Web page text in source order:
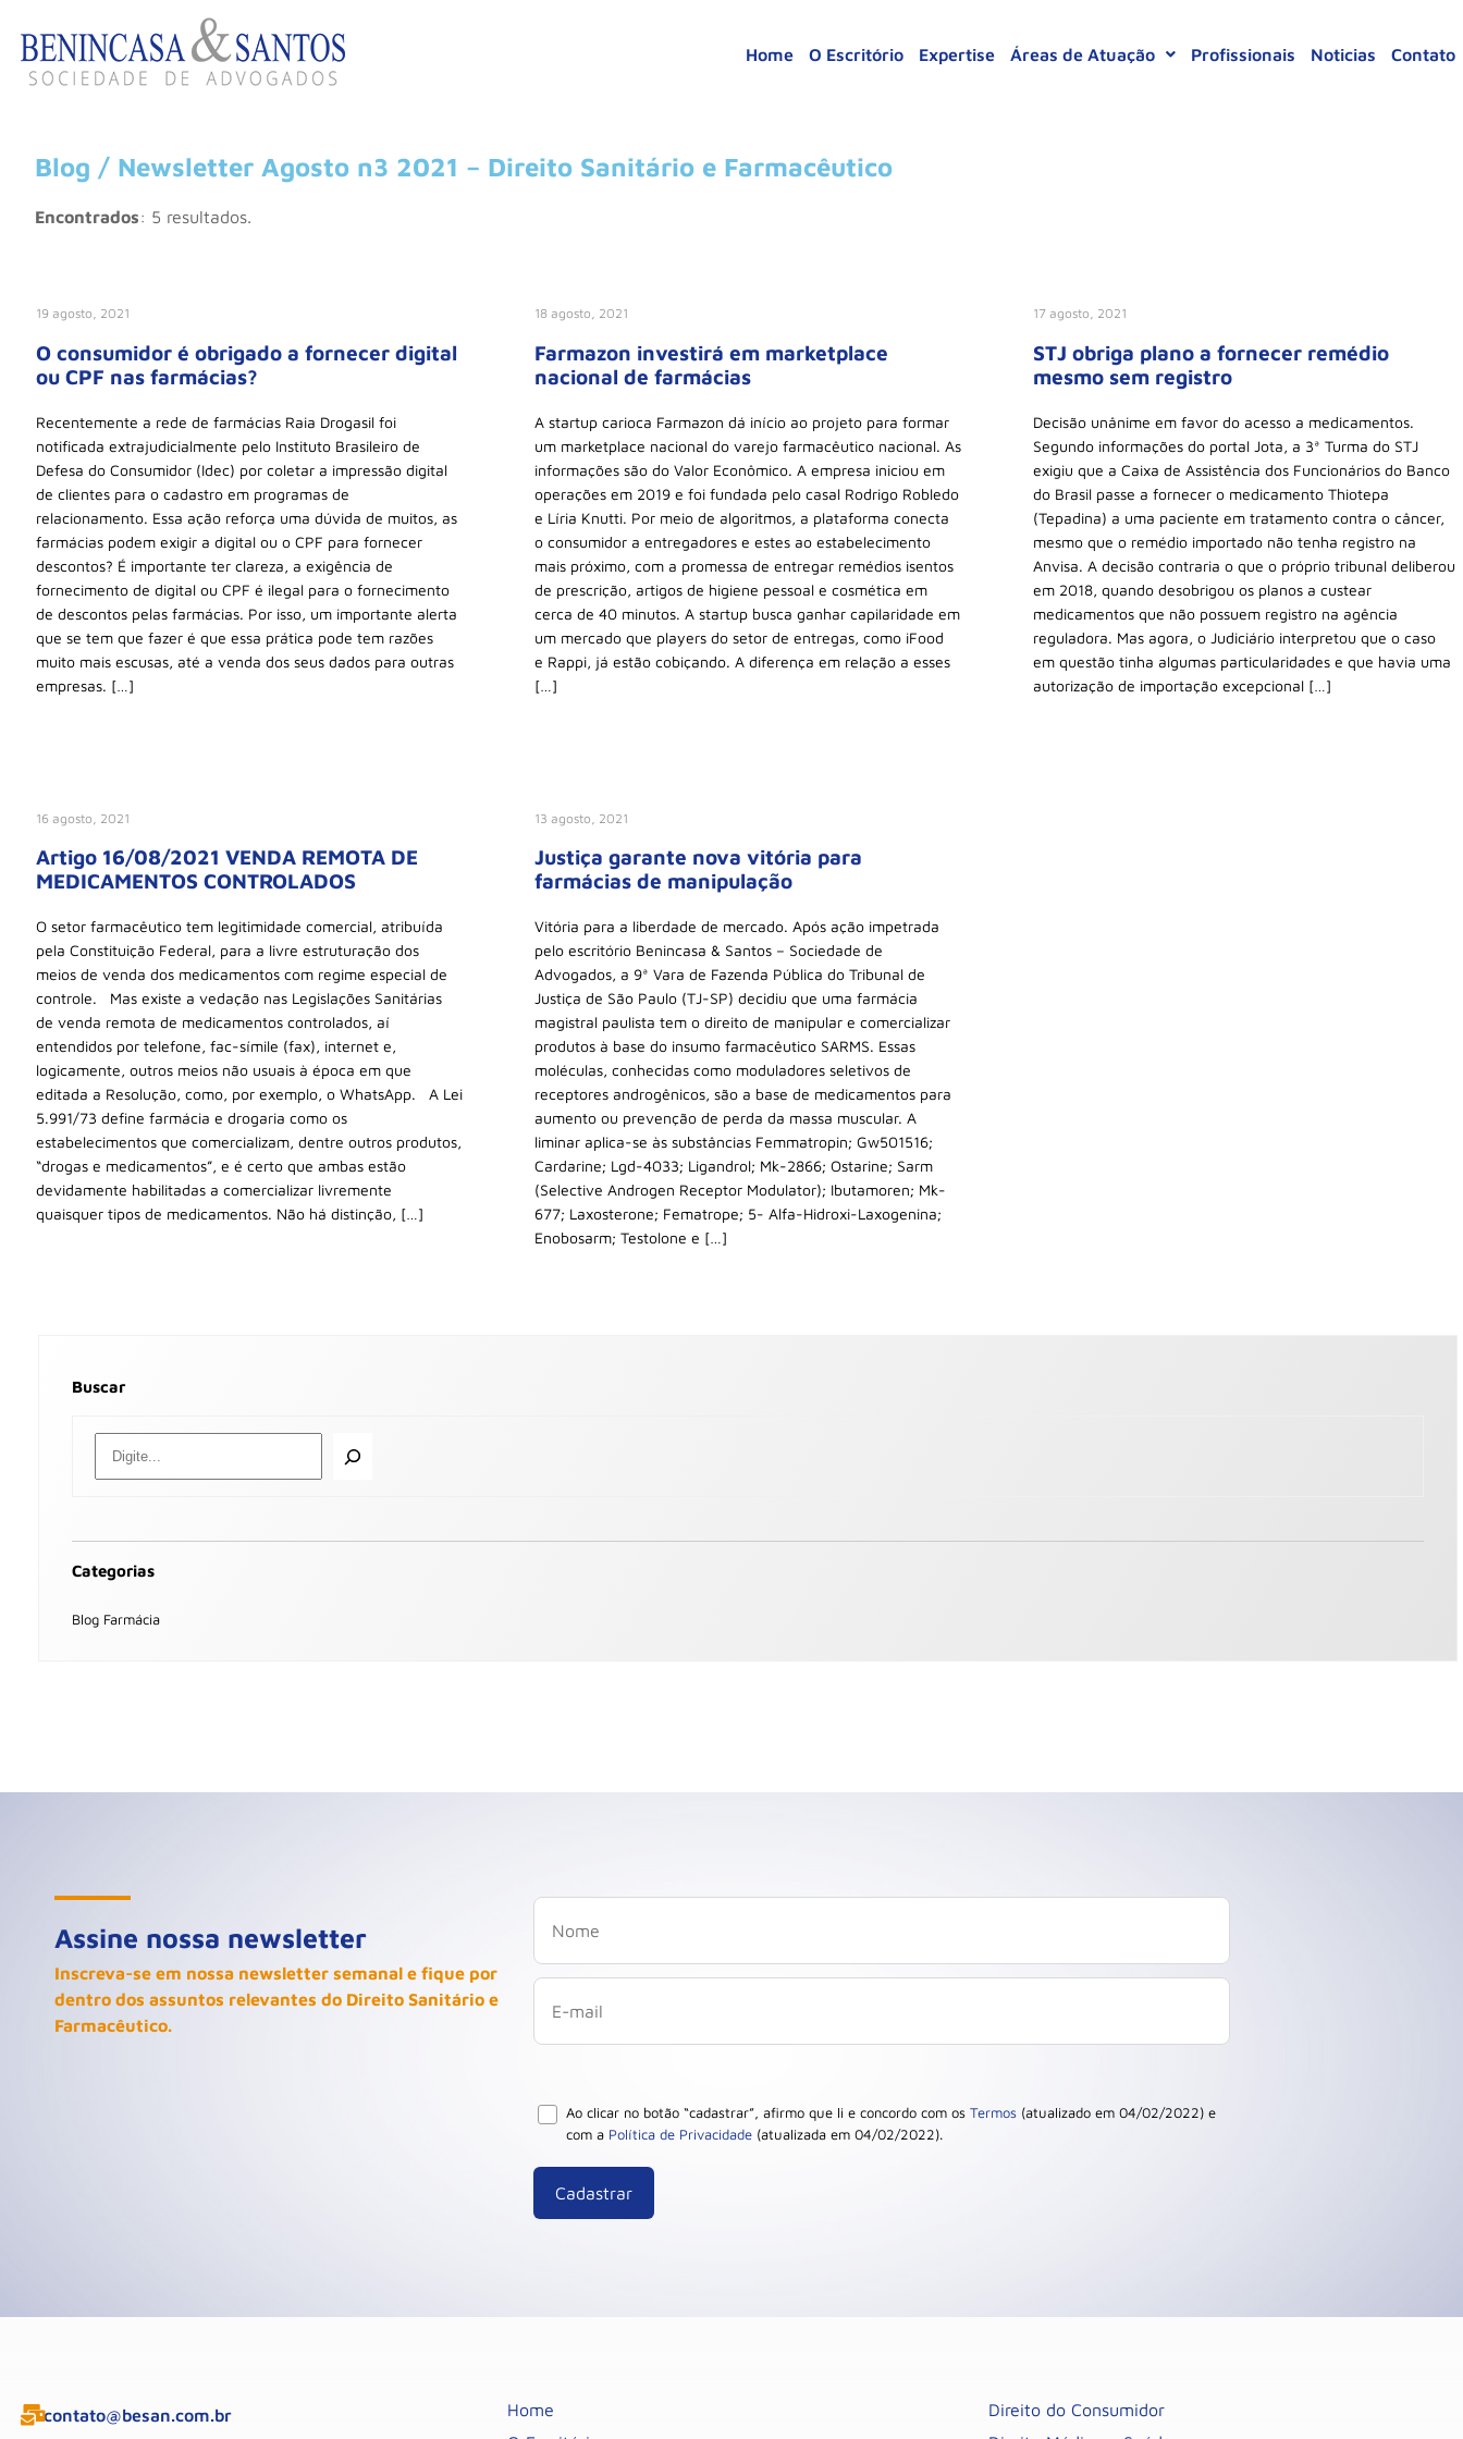
Home O Escritório Expertise Áreas de Atuação Profissionais Noticias Contato
Blog / Newsletter Agosto n3 2021 – Direito Sanitário e Farmacêutico
Encontrados: 5 resultados.
19 agosto, 2021
O consumidor é obrigado a fornecer digital
ou CPF nas farmácias?
Recentemente a rede de farmácias Raia Drogasil foi
notificada extrajudicialmente pelo Instituto Brasileiro de
Defesa do Consumidor (Idec) por coletar a impressão digital
de clientes para o cadastro em programas de
relacionamento. Essa ação reforça uma dúvida de muitos, as
farmácias podem exigir a digital ou o CPF para fornecer
descontos? É importante ter clareza, a exigência de
fornecimento de digital ou CPF é ilegal para o fornecimento
de descontos pelas farmácias. Por isso, um importante alerta
que se tem que fazer é que essa prática pode tem razões
muito mais escusas, até a venda dos seus dados para outras
empresas. […]
18 agosto, 2021
Farmazon investirá em marketplace
nacional de farmácias
A startup carioca Farmazon dá início ao projeto para formar
um marketplace nacional do varejo farmacêutico nacional. As
informações são do Valor Econômico. A empresa iniciou em
operações em 2019 e foi fundada pelo casal Rodrigo Robledo
e Líria Knutti. Por meio de algoritmos, a plataforma conecta
o consumidor a entregadores e estes ao estabelecimento
mais próximo, com a promessa de entregar remédios isentos
de prescrição, artigos de higiene pessoal e cosmética em
cerca de 40 minutos. A startup busca ganhar capilaridade em
um mercado que players do setor de entregas, como iFood
e Rappi, já estão cobiçando. A diferença em relação a esses
[…]
17 agosto, 2021
STJ obriga plano a fornecer remédio
mesmo sem registro
Decisão unânime em favor do acesso a medicamentos.
Segundo informações do portal Jota, a 3ª Turma do STJ
exigiu que a Caixa de Assistência dos Funcionários do Banco
do Brasil passe a fornecer o medicamento Thiotepa
(Tepadina) a uma paciente em tratamento contra o câncer,
mesmo que o remédio importado não tenha registro na
Anvisa. A decisão contraria o que o próprio tribunal deliberou
em 2018, quando desobrigou os planos a custear
medicamentos que não possuem registro na agência
reguladora. Mas agora, o Judiciário interpretou que o caso
em questão tinha algumas particularidades e que havia uma
autorização de importação excepcional […]
16 agosto, 2021
Artigo 16/08/2021 VENDA REMOTA DE
MEDICAMENTOS CONTROLADOS
O setor farmacêutico tem legitimidade comercial, atribuída
pela Constituição Federal, para a livre estruturação dos
meios de venda dos medicamentos com regime especial de
controle. Mas existe a vedação nas Legislações Sanitárias
de venda remota de medicamentos controlados, aí
entendidos por telefone, fac-símile (fax), internet e,
logicamente, outros meios não usuais à época em que
editada a Resolução, como, por exemplo, o WhatsApp. A Lei
5.991/73 define farmácia e drogaria como os
estabelecimentos que comercializam, dentre outros produtos,
“drogas e medicamentos”, e é certo que ambas estão
devidamente habilitadas a comercializar livremente
quaisquer tipos de medicamentos. Não há distinção, […]
13 agosto, 2021
Justiça garante nova vitória para
farmácias de manipulação
Vitória para a liberdade de mercado. Após ação impetrada
pelo escritório Benincasa & Santos – Sociedade de
Advogados, a 9ª Vara de Fazenda Pública do Tribunal de
Justiça de São Paulo (TJ-SP) decidiu que uma farmácia
magistral paulista tem o direito de manipular e comercializar
produtos à base do insumo farmacêutico SARMS. Essas
moléculas, conhecidas como moduladores seletivos de
receptores androgênicos, são a base de medicamentos para
aumento ou prevenção de perda da massa muscular. A
liminar aplica-se às substâncias Femmatropin; Gw501516;
Cardarine; Lgd-4033; Ligandrol; Mk-2866; Ostarine; Sarm
(Selective Androgen Receptor Modulator); Ibutamoren; Mk-
677; Laxosterone; Fematrope; 5- Alfa-Hidroxi-Laxogenina;
Enobosarm; Testolone e […]
Buscar
Categorias
Blog Farmácia
Assine nossa newsletter
Inscreva-se em nossa newsletter semanal e fique por
dentro dos assuntos relevantes do Direito Sanitário e
Farmacêutico.
Ao clicar no botão “cadastrar”, afirmo que li e concordo com os Termos (atualizado em 04/02/2022) e
com a Política de Privacidade (atualizada em 04/02/2022).
contato@besan.com.br
Home
Direito do Consumidor